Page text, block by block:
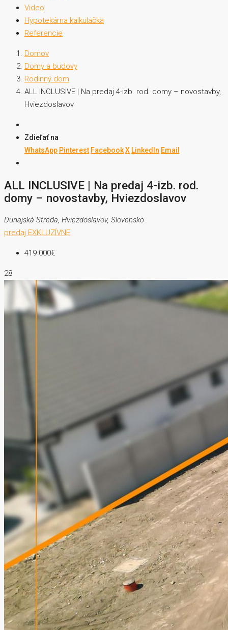
Video
Hypotekárna kalkulačka
Referencie
Domov
Domy a budovy
Rodinný dom
ALL INCLUSIVE | Na predaj 4-izb. rod. domy – novostavby,
Hviezdoslavov
Zdieľať na
WhatsApp Pinterest FacebookX LinkedIn Email
ALL INCLUSIVE | Na predaj 4-izb. rod.
domy – novostavby, Hviezdoslavov
Dunajská Streda, Hviezdoslavov, Slovensko
predaj EXKLUZÍVNE
419 000€
28